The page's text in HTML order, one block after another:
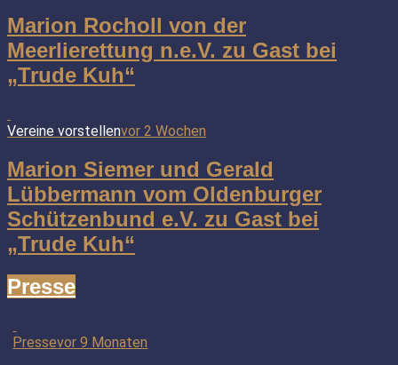
Marion Rocholl von der
Meerlierettung n.e.V. zu Gast bei
„Trude Kuh“
Vereine vorstellenvor 2 Wochen
Marion Siemer und Gerald
Lübbermann vom Oldenburger
Schützenbund e.V. zu Gast bei
„Trude Kuh“
Presse
Pressevor 9 Monaten